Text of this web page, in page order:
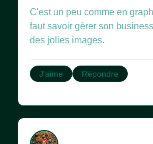
C'est un peu comme en
faut savoir gérer son
des jolies images.
J'aime Répondre